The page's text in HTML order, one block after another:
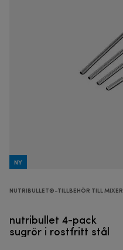
NY
NUTRIBULLET®-TILLBEHÖR TILL MIXER
nutribullet 4-pack
sugrör i rostfritt stål